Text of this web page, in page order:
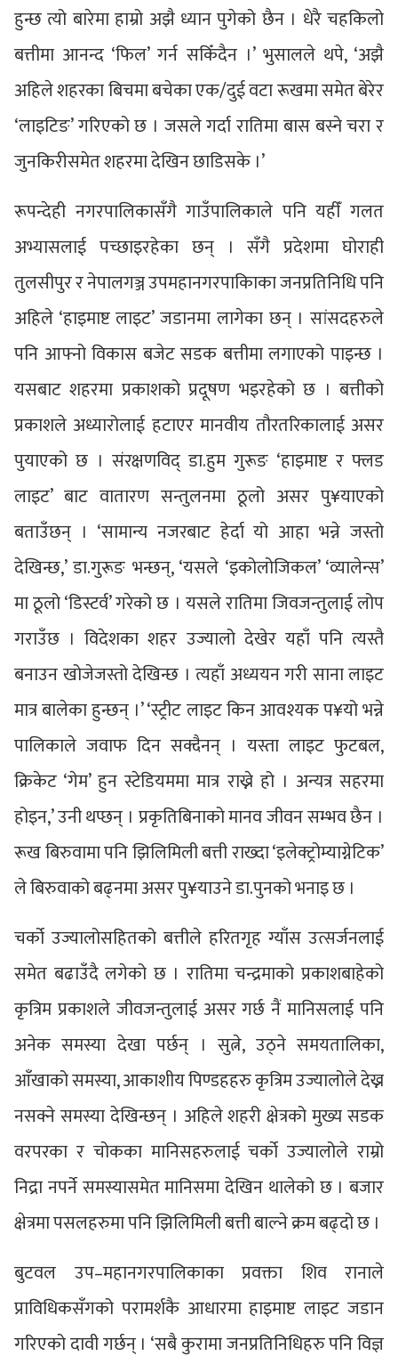
हुन्छ त्यो बारेमा हाम्रो अझै ध्यान पुगेको छैन । धेरै चहकिलो
बत्तीमा आनन्द ‘फिल’ गर्न सकिँदैन ।’ भुसालले थपे, ‘अझै
अहिले शहरका बिचमा बचेका एक/दुई वटा रूखमा समेत बेरेर
‘लाइटिङ’ गरिएको छ । जसले गर्दा रातिमा बास बस्ने चरा र
जुनकिरीसमेत शहरमा देखिन छाडिसके ।’
रूपन्देही नगरपालिकासँगै गाउँपालिकाले पनि यहीँ गलत
अभ्यासलाई पच्छाइरहेका छन् । सँगै प्रदेशमा घोराही
तुलसीपुर र नेपालगञ्ज उपमहानगरपाकिाका जनप्रतिनिधि पनि
अहिले ‘हाइमाष्ट लाइट’ जडानमा लागेका छन् । सांसदहरुले
पनि आफ्नो विकास बजेट सडक बत्तीमा लगाएको पाइन्छ ।
यसबाट शहरमा प्रकाशको प्रदूषण भइरहेको छ । बत्तीको
प्रकाशले अध्यारोलाई हटाएर मानवीय तौरतरिकालाई असर
पुयाएको छ । संरक्षणविद् डा.हुम गुरूङ ‘हाइमाष्ट र फ्लड
लाइट’ बाट वातारण सन्तुलनमा ठूलो असर पु¥याएको
बताउँछन् । ‘सामान्य नजरबाट हेर्दा यो आहा भन्ने जस्तो
देखिन्छ,’ डा.गुरूङ भन्छन्, ‘यसले ‘इकोलोजिकल’ ‘व्यालेन्स’
मा ठूलो ‘डिस्टर्व’ गरेको छ । यसले रातिमा जिवजन्तुलाई लोप
गराउँछ । विदेशका शहर उज्यालो देखेर यहाँ पनि त्यस्तै
बनाउन खोजेजस्तो देखिन्छ । त्यहाँ अध्ययन गरी साना लाइट
मात्र बालेका हुन्छन् ।’ ‘स्ट्रीट लाइट किन आवश्यक प¥यो भन्ने
पालिकाले जवाफ दिन सक्दैनन् । यस्ता लाइट फुटबल,
क्रिकेट ‘गेम’ हुन स्टेडियममा मात्र राख्ने हो । अन्यत्र सहरमा
होइन,’ उनी थप्छन् । प्रकृतिबिनाको मानव जीवन सम्भव छैन ।
रूख बिरुवामा पनि झिलिमिली बत्ती राख्दा ‘इलेक्ट्रोम्याग्नेटिक’
ले बिरुवाको बढ्नमा असर पु¥याउने डा.पुनको भनाइ छ ।
चर्को उज्यालोसहितको बत्तीले हरितगृह ग्याँस उत्सर्जनलाई
समेत बढाउँदै लगेको छ । रातिमा चन्द्रमाको प्रकाशबाहेको
कृत्रिम प्रकाशले जीवजन्तुलाई असर गर्छ नैं मानिसलाई पनि
अनेक समस्या देखा पर्छन् । सुत्ने, उठ्ने समयतालिका,
आँखाको समस्या, आकाशीय पिण्डहहरु कृत्रिम उज्यालोले देख्न
नसक्ने समस्या देखिन्छन् । अहिले शहरी क्षेत्रको मुख्य सडक
वरपरका र चोकका मानिसहरुलाई चर्को उज्यालोले राम्रो
निद्रा नपर्ने समस्यासमेत मानिसमा देखिन थालेको छ । बजार
क्षेत्रमा पसलहरुमा पनि झिलिमिली बत्ती बाल्ने क्रम बढ्दो छ ।
बुटवल उप–महानगरपालिकाका प्रवक्ता शिव रानाले
प्राविधिकसँगको परामर्शकै आधारमा हाइमाष्ट लाइट जडान
गरिएको दावी गर्छन् । ‘सबै कुरामा जनप्रतिनिधिहरु पनि विज्ञ